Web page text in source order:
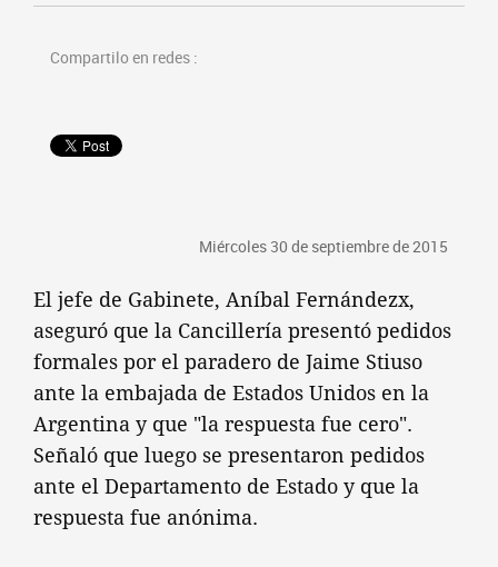
Compartilo en redes :
Miércoles 30 de septiembre de 2015
El jefe de Gabinete, Aníbal Fernándezx,
aseguró que la Cancillería presentó pedidos
formales por el paradero de Jaime Stiuso
ante la embajada de Estados Unidos en la
Argentina y que "la respuesta fue cero".
Señaló que luego se presentaron pedidos
ante el Departamento de Estado y que la
respuesta fue anónima.